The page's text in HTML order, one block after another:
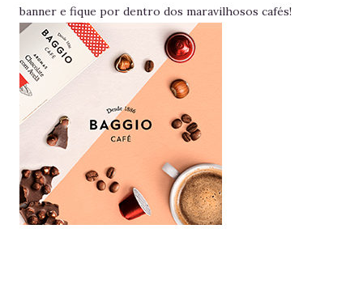
banner e fique por dentro dos maravilhosos cafés!